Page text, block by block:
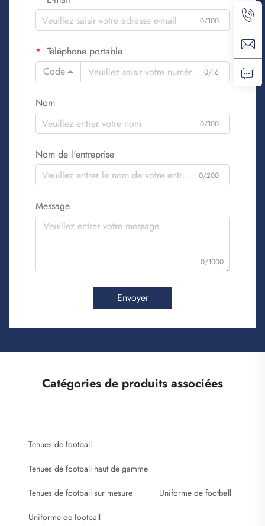
0/100
Téléphone portable
Code
0/16
Nom
0/100
Nom de l'entreprise
0/200
Message
0/1000
Envoyer
Catégories de produits associées
Tenues de football
Tenues de football haut de gamme
Tenues de football sur mesure Uniforme de football
Uniforme de football